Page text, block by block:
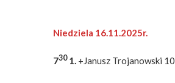
Niedziela 16.11.2025r.
730 1. +Janusz Trojanowski 10